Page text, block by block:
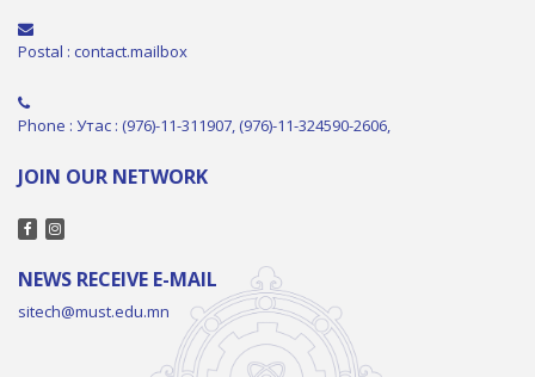
Postal : contact.mailbox
Phone : Утас : (976)-11-311907, (976)-11-324590-2606,
JOIN OUR NETWORK
NEWS RECEIVE E-MAIL
sitech@must.edu.mn